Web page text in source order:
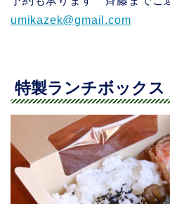
umikazek@gmail.com
特製ランチボック